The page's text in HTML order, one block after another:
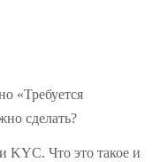
«Требуется
сделать?
KYC. Что это такое и